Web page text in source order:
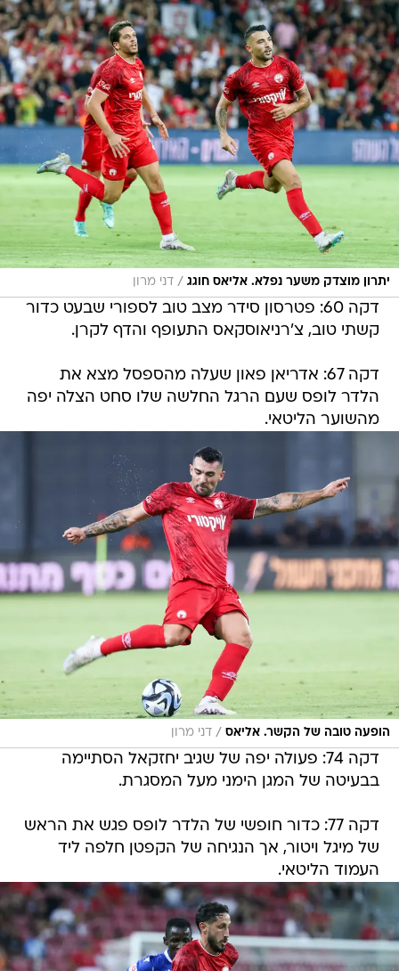
יתרון מוצדק משער נפלא. אליאס חוגג / דני מרון
דקה 60: פטרסון סידר מצב טוב לספורי שבעט כדור
קשתי טוב, צ'רניאוסקאס התעופף והדף לקרן.
דקה 67: אדריאן פאון שעלה מהספסל מצא את
הלדר לופס שעם הרגל החלשה שלו סחט הצלה יפה
מהשוער הליטאי.
הופעה טובה של הקשר. אליאס / דני מרון
דקה 74: פעולה יפה של שגיב יחזקאל הסתיימה
בבעיטה של המגן הימני מעל המסגרת.
דקה 77: כדור חופשי של הלדר לופס פגש את הראש
של מיגל ויטור, אך הנגיחה של הקפטן חלפה ליד
העמוד הליטאי.